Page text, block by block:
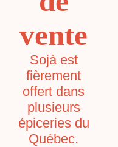
vente
Sojà est
fièrement
offert dans
plusieurs
épiceries du
Québec.